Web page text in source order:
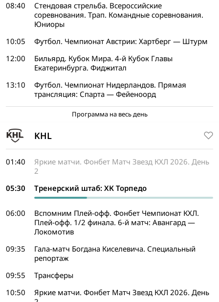
08:40
Стендовая стрельба. Всероссийские
соревнования. Трап. Командные соревнования.
Юниоры
10:05
Футбол. Чемпионат Австрии: Хартберг — Штурм
12:00
Бильярд. Кубок Мира. 4-й Кубок Главы
Екатеринбурга. Фиджитал
13:10
Футбол. Чемпионат Нидерландов. Прямая
трансляция: Спарта — Фейеноорд
Программа на весь день
KHL
01:40
Яркие матчи. Фонбет Матч Звезд КХЛ 2026. День
2
05:30
Тренерский штаб: ХК Торпедо
06:00
Вспомним Плей-офф. Фонбет Чемпионат КХЛ.
Плей-офф. 1/2 финала. 6-й матч: Авангард —
Локомотив
09:35
Гала-матч Богдана Киселевича. Специальный
репортаж
09:55
Трансферы
10:50
Яркие матчи. Фонбет Матч Звезд КХЛ 2026. День